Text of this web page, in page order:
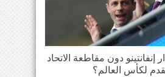
دون مقاطعة الاتحاد
لكأس العالم؟